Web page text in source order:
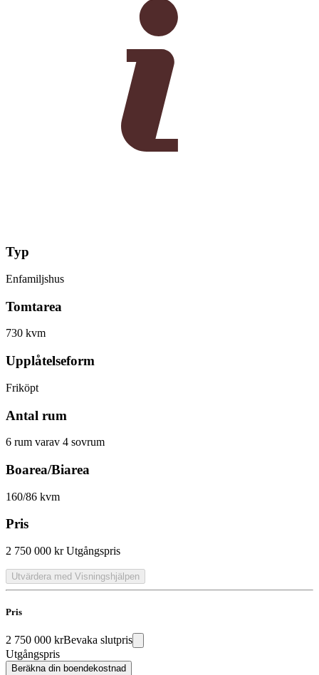
Typ
Enfamiljshus
Tomtarea
730 kvm
Upplåtelseform
Friköpt
Antal rum
6 rum varav 4 sovrum
Boarea/Biarea
160/86 kvm
Pris
2 750 000 kr Utgångspris
Utvärdera med Visningshjälpen
Pris
2 750 000 krBevaka slutpris
Utgångspris
Beräkna din boendekostnad